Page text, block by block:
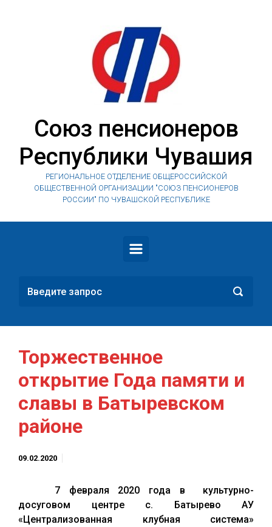
Союз пенсионеров
Республики Чувашия
РЕГИОНАЛЬНОЕ ОТДЕЛЕНИЕ ОБЩЕРОССИЙСКОЙ
ОБЩЕСТВЕННОЙ ОРГАНИЗАЦИИ "СОЮЗ ПЕНСИОНЕРОВ
РОССИИ" ПО ЧУВАШСКОЙ РЕСПУБЛИКЕ
Торжественное
открытие Года памяти и
славы в Батыревском
районе
09.02.2020
7 февраля 2020 года в культурно-
досуговом центре с. Батырево АУ
«Централизованная клубная система»